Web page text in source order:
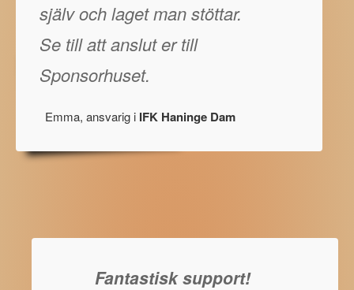
själv och laget man stöttar.
Se till att anslut er till
Sponsorhuset.
Emma, ansvarig i IFK Haninge Dam
Fantastisk support!